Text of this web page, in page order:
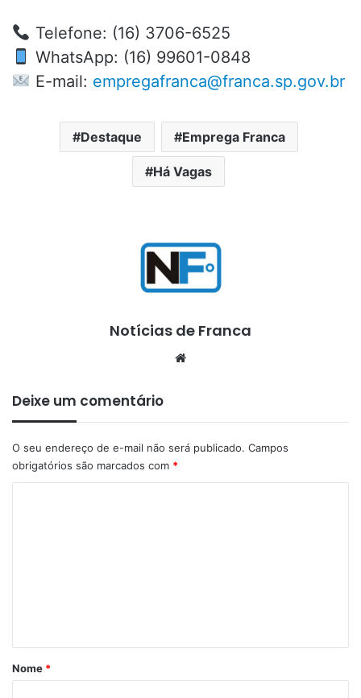
Telefone: (16) 3706-6525
WhatsApp: (16) 99601-0848
E-mail: empregafranca@franca.sp.gov.br
Destaque Emprega Franca
Há Vagas
Notícias de Franca
Deixe um comentário
O seu endereço de e-mail não será publicado. Campos
obrigatórios são marcados com *
r
Nome *